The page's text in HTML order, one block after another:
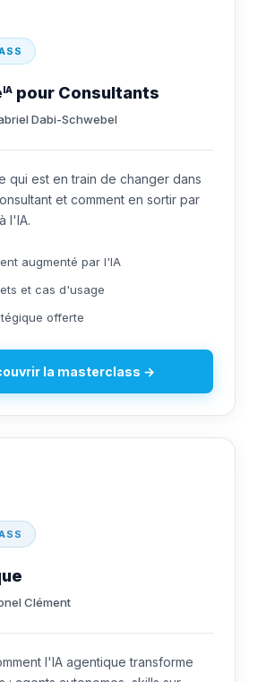
IA pour Consultants
Dabi-Schwebel
qui est en train de changer dans
et comment en sortir par
l'IA.
augmenté par l'IA
et cas d'usage
offerte
la masterclass →
Clément
l'IA agentique transforme